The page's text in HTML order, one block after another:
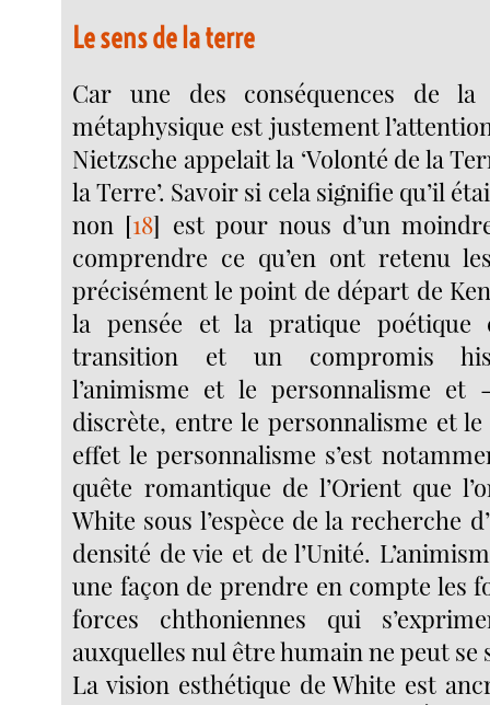
Le sens de la terre
Car une des conséquences de
métaphysique est justement
Nietzsche appelait la ‘Volonté de la
la Terre’. Savoir si cela signifie qu’il
non [18] est pour nous d’un
comprendre ce qu’en ont retenu
précisément le point de départ de
la pensée et la pratique poétique
transition et un compromis
l’animisme et le personnalisme
discrète, entre le personnalisme et
effet le personnalisme s’est
quête romantique de l’Orient que
White sous l’espèce de la recherche
densité de vie et de l’Unité.
une façon de prendre en compte les
forces chthoniennes qui
auxquelles nul être humain ne peut se
La vision esthétique de White est